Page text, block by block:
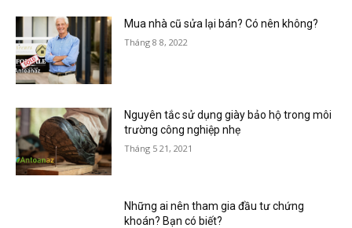
Mua nhà cũ sửa lại bán? Có nên không?
Tháng 8 8, 2022
Nguyên tắc sử dụng giày bảo hộ trong môi
trường công nghiệp nhẹ
Tháng 5 21, 2021
Những ai nên tham gia đầu tư chứng
khoán? Bạn có biết?